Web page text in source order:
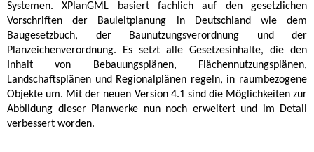
Systemen. XPlanGML basiert fachlich auf den gesetzlichen
Vorschriften der Bauleitplanung in Deutschland wie dem
Baugesetzbuch, der Baunutzungsverordnung und der
Planzeichenverordnung. Es setzt alle Gesetzesinhalte, die den
Inhalt von Bebauungsplänen, Flächennutzungsplänen,
Landschaftsplänen und Regionalplänen regeln, in raumbezogene
Objekte um. Mit der neuen Version 4.1 sind die Möglichkeiten zur
Abbildung dieser Planwerke nun noch erweitert und im Detail
verbessert worden.